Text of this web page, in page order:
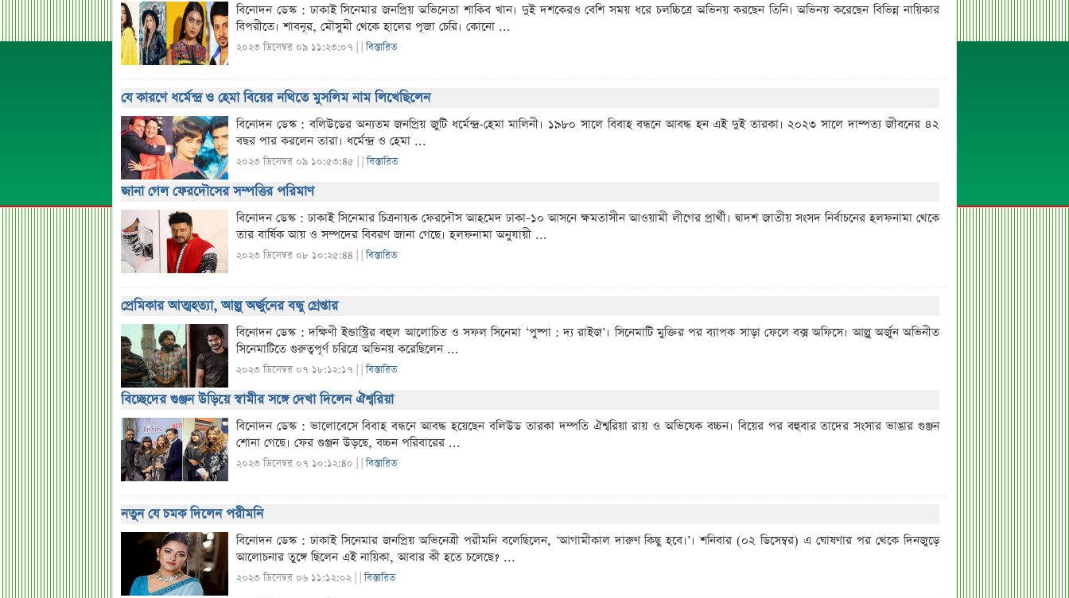
বিনোদন ডেস্ক : ঢাকাই সিনেমার জনপ্রিয় অভিনেতা শাকিব খান। দুই দশকেরও বেশি সময় ধরে চলচ্চিত্রে অভিনয় করছেন তিনি। অভিনয় করেছেন বিভিন্ন নায়িকার
বিপরীতে। শাবনূর, মৌসুমী থেকে হালের পূজা চেরি। কোনো ...
২০২৩ ডিসেম্বর ০৯ ১১:২৩:০৭ | |বিস্তারিত
যে কারণে ধর্মেন্দ্র ও হেমা বিয়ের নথিতে মুসলিম নাম লিখেছিলেন
বিনোদন ডেস্ক : বলিউডের অন্যতম জনপ্রিয় জুটি ধর্মেন্দ্র-হেমা মালিনী। ১৯৮০ সালে বিবাহ বন্ধনে আবদ্ধ হন এই দুই তারকা। ২০২৩ সালে দাম্পত্য জীবনের ৪২
বছর পার করলেন তারা। ধর্মেন্দ্র ও হেমা ...
২০২৩ ডিসেম্বর ০৯ ১০:৫৩:৪৫ | |বিস্তারিত
জানা গেল ফেরদৌসের সম্পত্তির পরিমাণ
বিনোদন ডেস্ক : ঢাকাই সিনেমার চিত্রনায়ক ফেরদৌস আহমেদ ঢাকা-১০ আসনে ক্ষমতাসীন আওয়ামী লীগের প্রার্থী। দ্বাদশ জাতীয় সংসদ নির্বাচনের হলফনামা থেকে
তার বার্ষিক আয় ও সম্পদের বিবরণ জানা গেছে। হলফনামা অনুযায়ী ...
২০২৩ ডিসেম্বর ০৮ ১০:২৫:৪৪ | |বিস্তারিত
প্রেমিকার আত্মহত্যা, আল্লু অর্জুনের বন্ধু গ্রেপ্তার
বিনোদন ডেস্ক : দক্ষিণী ইন্ডাস্ট্রির বহুল আলোচিত ও সফল সিনেমা ‘পুষ্পা : দ্য রাইজ’। সিনেমাটি মুক্তির পর ব্যাপক সাড়া ফেলে বক্স অফিসে। আল্লু অর্জুন অভিনীত
সিনেমাটিতে গুরুত্বপূর্ণ চরিত্রে অভিনয় করেছিলেন ...
২০২৩ ডিসেম্বর ০৭ ১৮:১২:১৭ | |বিস্তারিত
বিচ্ছেদের গুঞ্জন উড়িয়ে স্বামীর সঙ্গে দেখা দিলেন ঐশ্বরিয়া
বিনোদন ডেস্ক : ভালোবেসে বিবাহ বন্ধনে আবদ্ধ হয়েছেন বলিউড তারকা দম্পতি ঐশ্বরিয়া রায় ও অভিষেক বচ্চন। বিয়ের পর বহুবার তাদের সংসার ভাঙার গুঞ্জন
শোনা গেছে। ফের গুঞ্জন উড়ছে, বচ্চন পরিবারের ...
২০২৩ ডিসেম্বর ০৭ ১০:১২:৪০ | |বিস্তারিত
নতুন যে চমক দিলেন পরীমনি
বিনোদন ডেস্ক : ঢাকাই সিনেমার জনপ্রিয় অভিনেত্রী পরীমনি বলেছিলেন, ‘আগামীকাল দারুণ কিছু হবে।’। শনিবার (০২ ডিসেম্বর) এ ঘোষণার পর থেকে দিনজুড়ে
আলোচনার তুঙ্গে ছিলেন এই নায়িকা, আবার কী হতে চলেছে? ...
২০২৩ ডিসেম্বর ০৬ ১১:১২:০২ | |বিস্তারিত